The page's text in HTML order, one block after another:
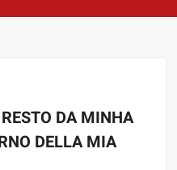
DA MINHA
DELLA MIA